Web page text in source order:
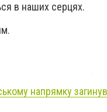
в наших серцях.
напрямку